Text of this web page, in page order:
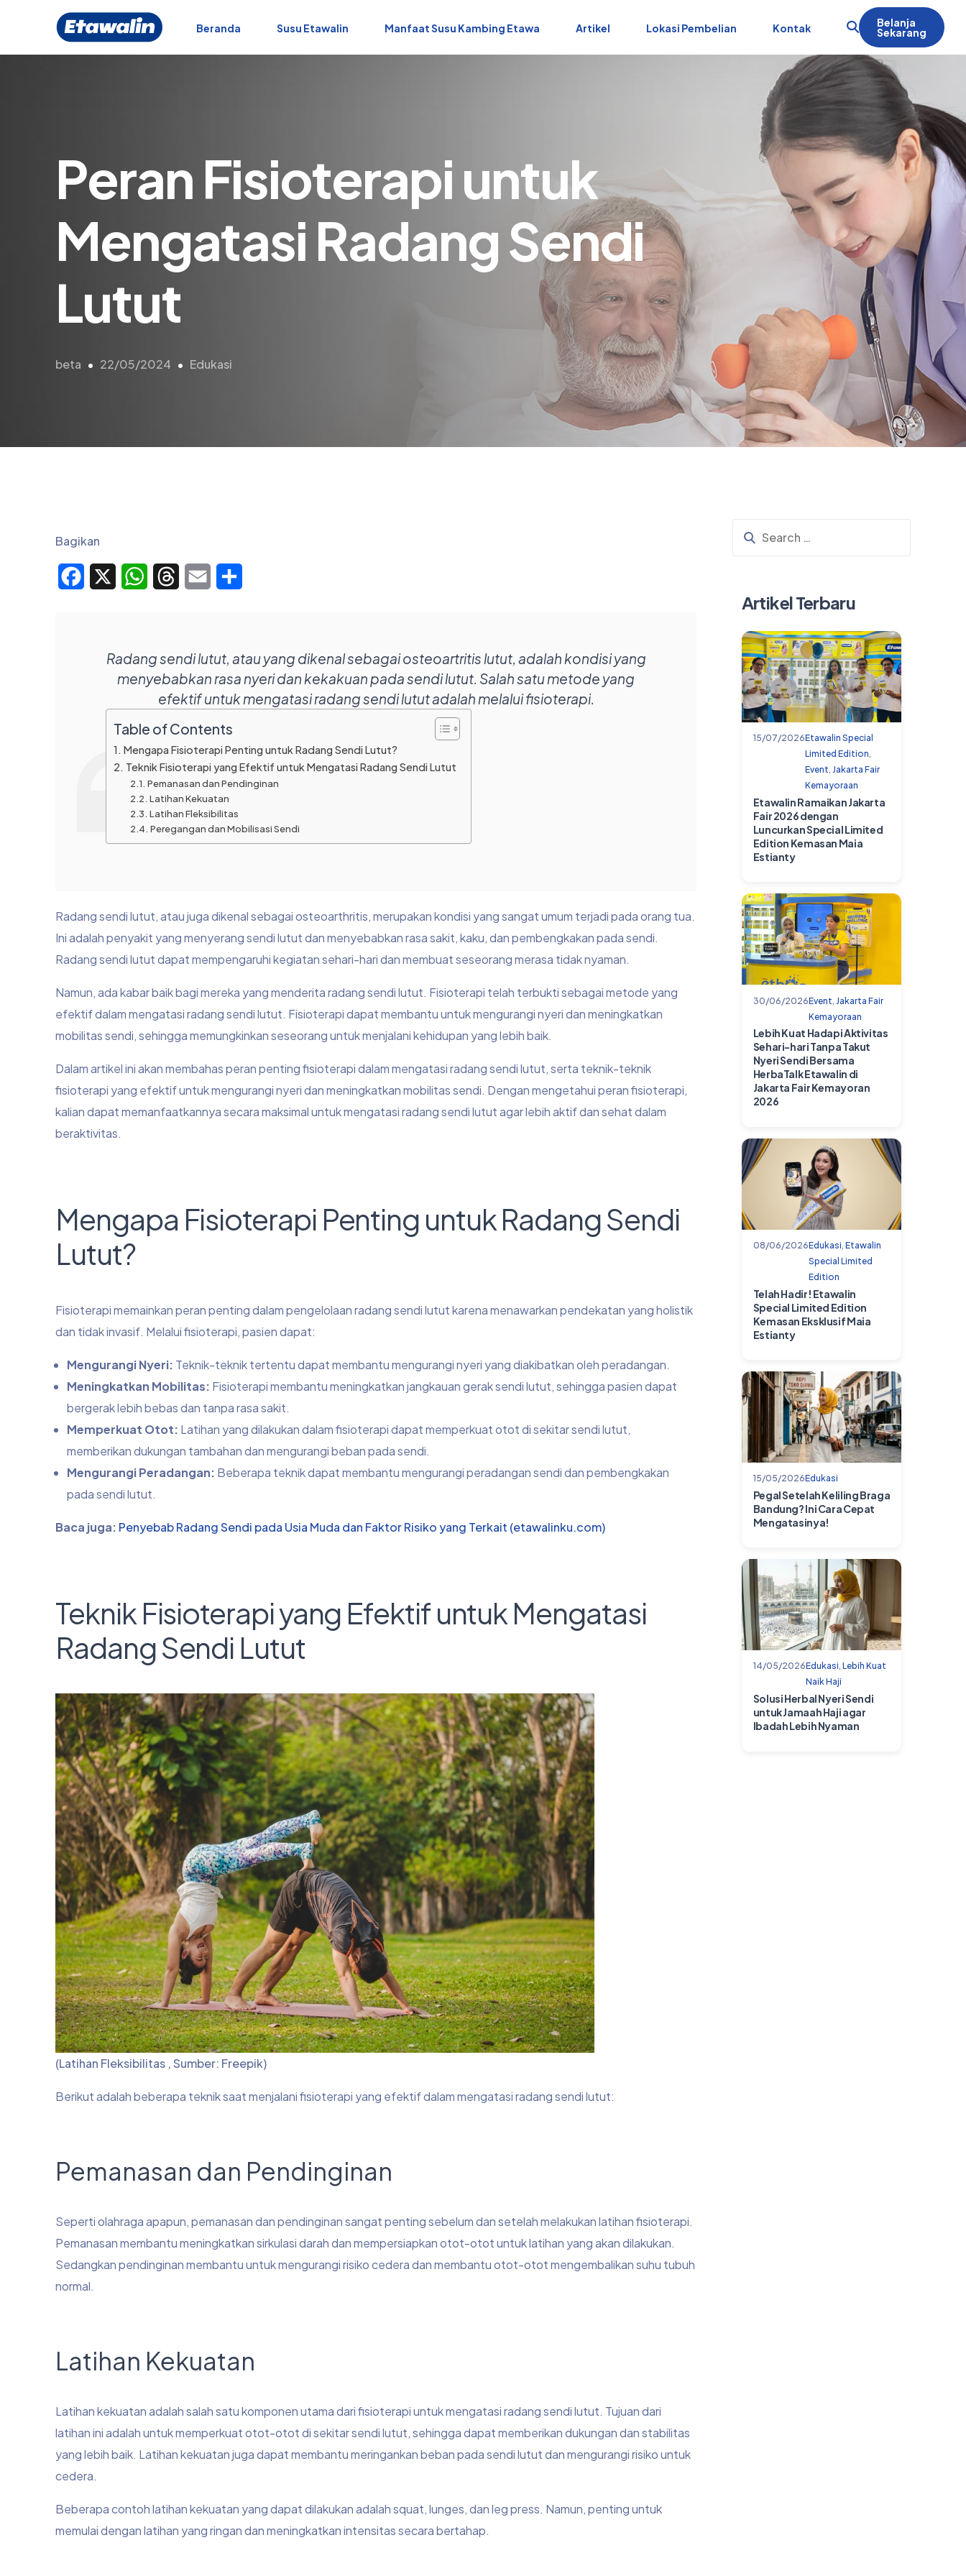
Beranda Susu Etawalin Manfaat Susu Kambing Etawa Artikel Lokasi Pembelian Kontak Belanja
Sekarang
Peran Fisioterapi untuk
Mengatasi Radang Sendi
Lutut
beta 22/05/2024 Edukasi
Bagikan
Facebook WhatsAppThreadsEmail
Radang sendi lutut, atau yang dikenal sebagai osteoartritis lutut, adalah kondisi yang
menyebabkan rasa nyeri dan kekakuan pada sendi lutut. Salah satu metode yang
efektif untuk mengatasi radang sendi lutut adalah melalui fisioterapi.
Table of Contents
Mengapa Fisioterapi Penting untuk Radang Sendi Lutut?
Teknik Fisioterapi yang Efektif untuk Mengatasi Radang Sendi Lutut
Pemanasan dan Pendinginan
Latihan Kekuatan
Latihan Fleksibilitas
Peregangan dan Mobilisasi Sendi
Radang sendi lutut, atau juga dikenal sebagai osteoarthritis, merupakan kondisi yang sangat umum terjadi pada orang tua.
Ini adalah penyakit yang menyerang sendi lutut dan menyebabkan rasa sakit, kaku, dan pembengkakan pada sendi.
Radang sendi lutut dapat mempengaruhi kegiatan sehari-hari dan membuat seseorang merasa tidak nyaman.
Namun, ada kabar baik bagi mereka yang menderita radang sendi lutut. Fisioterapi telah terbukti sebagai metode yang
efektif dalam mengatasi radang sendi lutut. Fisioterapi dapat membantu untuk mengurangi nyeri dan meningkatkan
mobilitas sendi, sehingga memungkinkan seseorang untuk menjalani kehidupan yang lebih baik.
Dalam artikel ini akan membahas peran penting fisioterapi dalam mengatasi radang sendi lutut, serta teknik-teknik
fisioterapi yang efektif untuk mengurangi nyeri dan meningkatkan mobilitas sendi. Dengan mengetahui peran fisioterapi,
kalian dapat memanfaatkannya secara maksimal untuk mengatasi radang sendi lutut agar lebih aktif dan sehat dalam
beraktivitas.
Mengapa Fisioterapi Penting untuk Radang Sendi
Lutut?
Fisioterapi memainkan peran penting dalam pengelolaan radang sendi lutut karena menawarkan pendekatan yang holistik
dan tidak invasif. Melalui fisioterapi, pasien dapat:
Mengurangi Nyeri: Teknik-teknik tertentu dapat membantu mengurangi nyeri yang diakibatkan oleh peradangan.
Meningkatkan Mobilitas: Fisioterapi membantu meningkatkan jangkauan gerak sendi lutut, sehingga pasien dapat
bergerak lebih bebas dan tanpa rasa sakit.
Memperkuat Otot: Latihan yang dilakukan dalam fisioterapi dapat memperkuat otot di sekitar sendi lutut,
memberikan dukungan tambahan dan mengurangi beban pada sendi.
Mengurangi Peradangan: Beberapa teknik dapat membantu mengurangi peradangan sendi dan pembengkakan
pada sendi lutut.
Baca juga: Penyebab Radang Sendi pada Usia Muda dan Faktor Risiko yang Terkait (etawalinku.com)
Teknik Fisioterapi yang Efektif untuk Mengatasi
Radang Sendi Lutut
(Latihan Fleksibilitas , Sumber: Freepik)
Berikut adalah beberapa teknik saat menjalani fisioterapi yang efektif dalam mengatasi radang sendi lutut:
Pemanasan dan Pendinginan
Seperti olahraga apapun, pemanasan dan pendinginan sangat penting sebelum dan setelah melakukan latihan fisioterapi.
Pemanasan membantu meningkatkan sirkulasi darah dan mempersiapkan otot-otot untuk latihan yang akan dilakukan.
Sedangkan pendinginan membantu untuk mengurangi risiko cedera dan membantu otot-otot mengembalikan suhu tubuh
normal.
Latihan Kekuatan
Latihan kekuatan adalah salah satu komponen utama dari fisioterapi untuk mengatasi radang sendi lutut. Tujuan dari
latihan ini adalah untuk memperkuat otot-otot di sekitar sendi lutut, sehingga dapat memberikan dukungan dan stabilitas
yang lebih baik. Latihan kekuatan juga dapat membantu meringankan beban pada sendi lutut dan mengurangi risiko untuk
cedera.
Beberapa contoh latihan kekuatan yang dapat dilakukan adalah squat, lunges, dan leg press. Namun, penting untuk
memulai dengan latihan yang ringan dan meningkatkan intensitas secara bertahap.
Artikel Terbaru
15/07/2026Etawalin Special
Limited Edition,
Event, Jakarta Fair
Kemayoraan
Etawalin Ramaikan Jakarta
Fair 2026 dengan
Luncurkan Special Limited
Edition Kemasan Maia
Estianty
30/06/2026Event Jakarta Fair
Kemayoraan
Lebih Kuat Hadapi Aktivitas
Sehari-hari Tanpa Takut
Nyeri Sendi Bersama
HerbaTalk Etawalin di
Jakarta Fair Kemayoran
2026
08/06/2026Edukasi Etawalin
Special Limited
Edition
Telah Hadir! Etawalin
Special Limited Edition
Kemasan Eksklusif Maia
Estianty
15/05/2026Edukasi
Pegal Setelah Keliling Braga
Bandung? Ini Cara Cepat
Mengatasinya!
14/05/2026Edukasi, Lebih Kuat
Naik Haji
Solusi Herbal Nyeri Sendi
untuk Jamaah Haji agar
Ibadah Lebih Nyaman